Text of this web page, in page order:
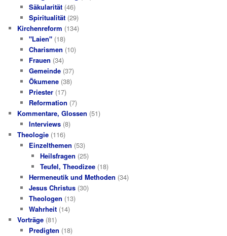
Säkularität(46)
Spiritualität(29)
Kirchenreform (134)
"Laien"(18)
Charismen (10)
Frauen (34)
Gemeinde(37)
Ökumene(38)
Priester(17)
Reformation (7)
Kommentare, Glossen (51)
Interviews(8)
Theologie (116)
Einzelthemen (53)
Heilsfragen (25)
Teufel, Theodizee (18)
Hermeneutik und Methoden (34)
Jesus Christus(30)
Theologen (13)
Wahrheit(14)
Vorträge (81)
Predigten (18)